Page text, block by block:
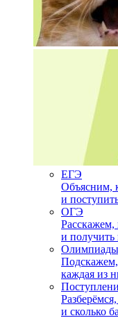
ЕГЭ
Объясним,
и
ОГЭ
Расскажем,
и
Олимпиады
Подскажем,
каждая из
и сколько